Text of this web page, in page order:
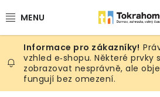
na
Výrobky
Místnosti
vzhled e‑shopu. Některé prvky
zobrazovat nesprávně, ale
fungují bez omezení.